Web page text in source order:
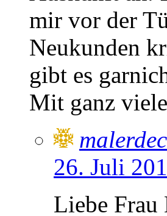
mir vor der
Neukunden
gibt es
Mit ganz
26. Juli
Liebe Frau